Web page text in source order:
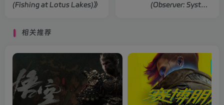
(Fishing at Lotus Lakes)》
(Observer: System
相关推荐